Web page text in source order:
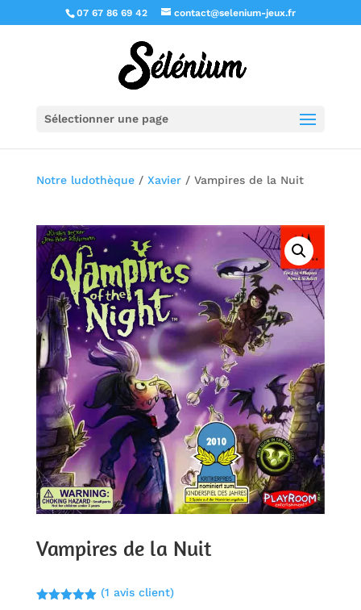
07 67 86 69 42 contact@selenium-jeux.fr
Sélectionner une page
Notre ludothèque/ Xavier/ Vampires de la Nuit
Vampires de la Nuit
(1 avis client)